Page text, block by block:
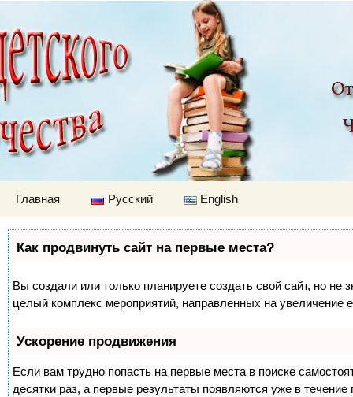
Детский мир
Главная Русский English
Как продвинуть сайт на первые места?
Вы создали или только планируете создать свой сайт, но не
целый комплекс мероприятий, направленных на увеличение
Ускорение продвижения
Если вам трудно попасть на первые места в поиске
десятки раз, а первые результаты появляются уже в